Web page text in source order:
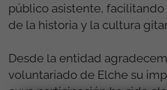
público asistente,
de la historia y la cultura
Desde la entidad
voluntariado de Elche su